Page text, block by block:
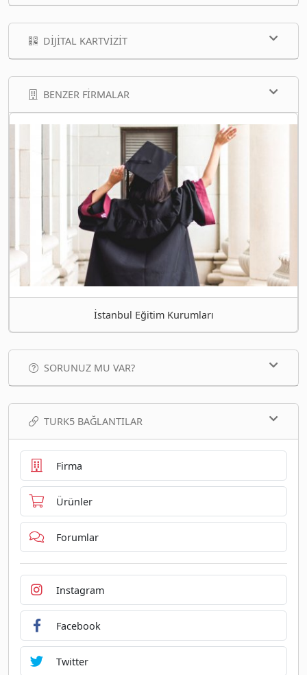
DIJITAL KARTVIZIT
BENZER FIRMALAR
İstanbul Eğitim Kurumları
SORUNUZ MU VAR?
TURK5 BAĞLANTILAR
Firma
Ürünler
Forumlar
Instagram
Facebook
Twitter